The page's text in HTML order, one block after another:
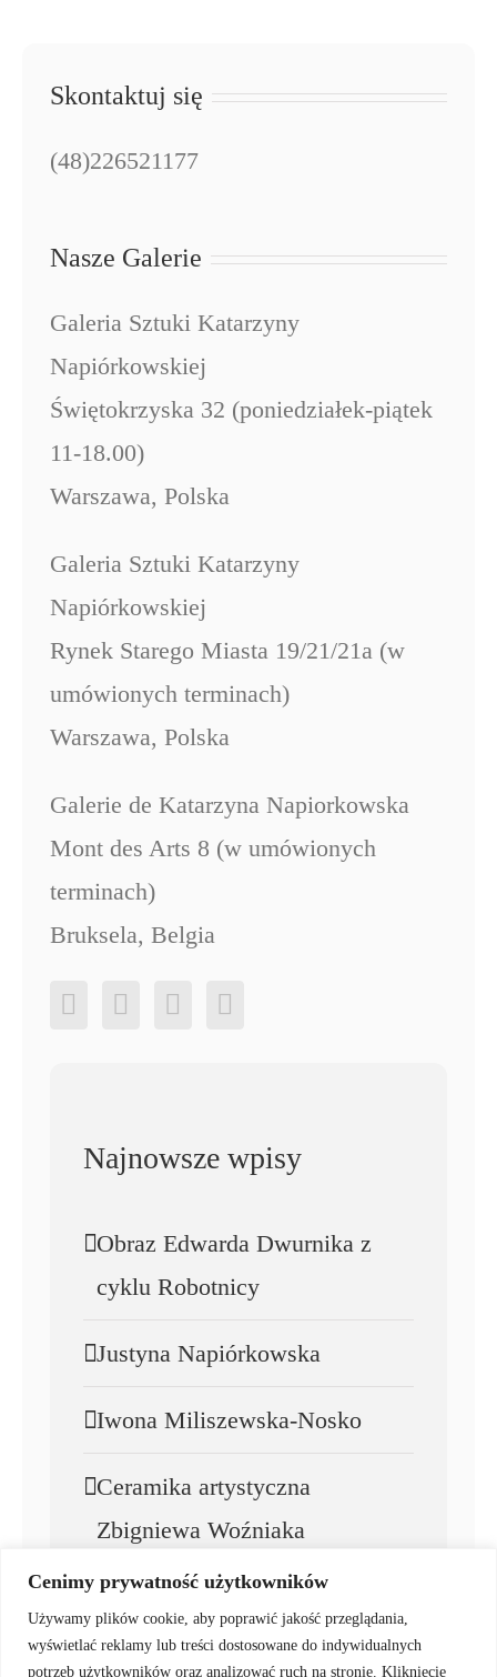
Cenimy prywatność użytkowników
Używamy plików cookie, aby poprawić jakość przeglądania,
wyświetlać reklamy lub treści dostosowane do indywidualnych
potrzeb użytkowników oraz analizować ruch na stronie. Kliknięcie
Skontaktuj się
(48)226521177
Nasze Galerie
Galeria Sztuki Katarzyny
Napiórkowskiej
Świętokrzyska 32 (poniedziałek-piątek
11-18.00)
Warszawa, Polska
Galeria Sztuki Katarzyny
Napiórkowskiej
Rynek Starego Miasta 19/21/21a (w
umówionych terminach)
Warszawa, Polska
Galerie de Katarzyna Napiorkowska
Mont des Arts 8 (w umówionych
terminach)
Bruksela, Belgia
Najnowsze wpisy
Obraz Edwarda Dwurnika z
cyklu Robotnicy
Justyna Napiórkowska
Iwona Miliszewska-Nosko
Ceramika artystyczna
Zbigniewa Woźniaka
Zbigniew Woźniak